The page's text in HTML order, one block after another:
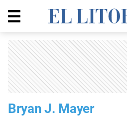
Bryan J. Mayer